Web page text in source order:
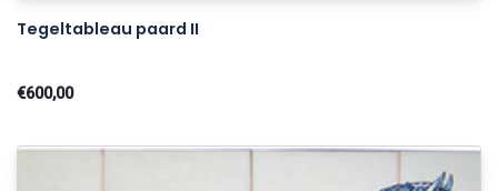
Tegeltableau paard II
€600,00